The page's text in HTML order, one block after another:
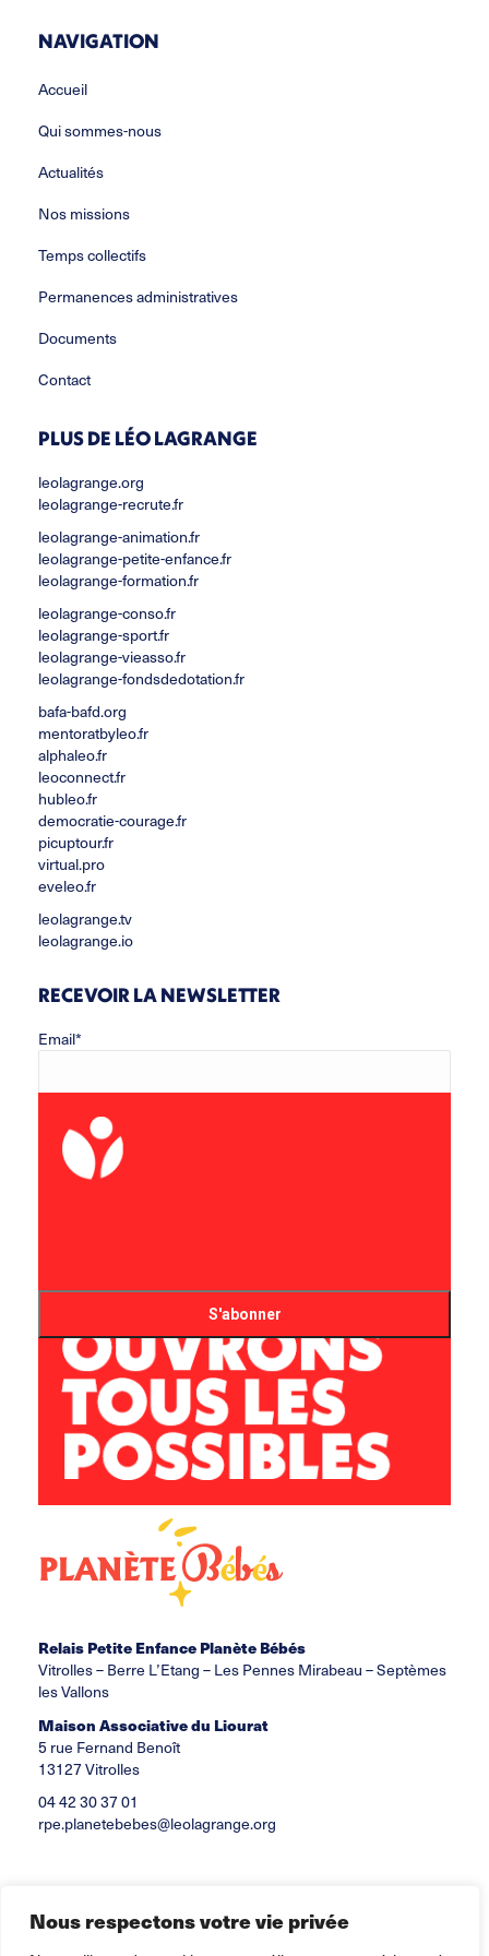
Nous respectons votre vie privée
NAVIGATION
Accueil
Qui sommes-nous
Actualités
Nos missions
Temps collectifs
Permanences administratives
Documents
Contact
PLUS DE LÉO LAGRANGE
leolagrange.org
leolagrange-recrute.fr
leolagrange-animation.fr
leolagrange-petite-enfance.fr
leolagrange-formation.fr
leolagrange-conso.fr
leolagrange-sport.fr
leolagrange-vieasso.fr
leolagrange-fondsdedotation.fr
bafa-bafd.org
mentoratbyleo.fr
alphaleo.fr
leoconnect.fr
hubleo.fr
democratie-courage.fr
picuptour.fr
virtual.pro
eveleo.fr
leolagrange.tv
leolagrange.io
RECEVOIR LA NEWSLETTER
Email*
Prénom
Relais Petite Enfance Planète Bébés
Vitrolles – Berre L’Etang – Les Pennes Mirabeau – Septèmes
les Vallons
Maison Associative du Liourat
5 rue Fernand Benoît
13127 Vitrolles
04 42 30 37 01
rpe.planetebebes@leolagrange.org